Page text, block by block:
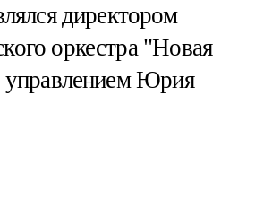
директором
оркестра "Новая
управлением Юрия